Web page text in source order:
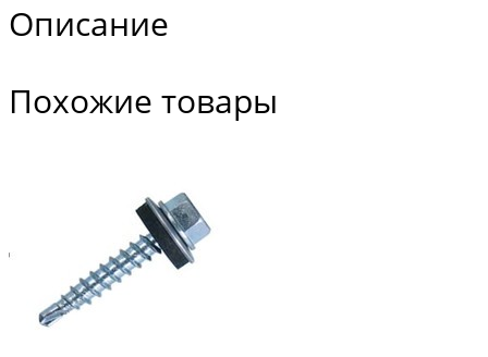
Описание
Похожие товары